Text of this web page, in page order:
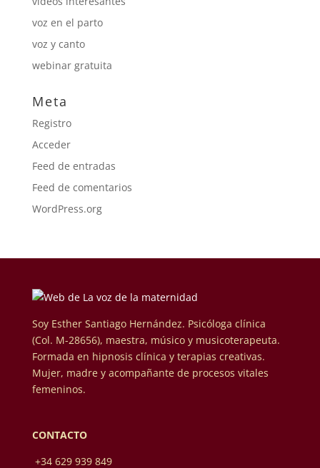
voz en el parto
voz y canto
webinar gratuita
Meta
Registro
Acceder
Feed de entradas
Feed de comentarios
WordPress.org
Soy Esther Santiago Hernández. Psicóloga clínica
(Col. M-28656), maestra, músico y musicoterapeuta.
Formada en hipnosis clínica y terapias creativas.
Mujer, madre y acompañante de procesos vitales
femeninos.
CONTACTO
+34 629 939 849